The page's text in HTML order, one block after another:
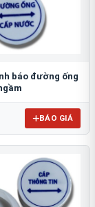
báo đường ống
BÁO GIÁ